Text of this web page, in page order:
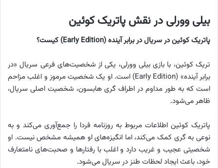
بیلی وورلی در نقش پاتریک کوئین
پاتریک کوئین در سریال در برابر آینده (Early Edition) کیست؟
تریک کوئین، با بازی بیلی وورلی، یکی از شخصیت‌های فرعی سریال «در
برابر آینده» (Early Edition) است. او یک شخصیت مرموز و اغلب مزاحم
است که به طور مداوم در اطراف گری هابسون، شخصیت اصلی سریال،
ظاهر می‌شود.
پاتریک کوئین اطلاعات مربوط به روزنامه فردا را جمع‌آوری می‌کند و به
نوعی به گری کمک می‌کند، اما انگیزه‌های او همیشه مشخص نیست. او
شخصیتی عجیب و غریب دارد و اغلب با رفتارها و صحبت‌های نامتعارف
خود، باعث ایجاد لحظات طنز در سریال می‌شود.